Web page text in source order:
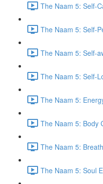
The Naam 5: Self-
The Naam 5: Self-
The Naam 5: Self-
The Naam 5: Self-
The Naam 5:
The Naam 5: Body
The Naam 5:
The Naam 5: Soul